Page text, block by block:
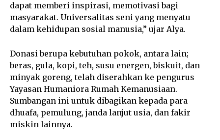
dapat memberi inspirasi, memotivasi bagi
masyarakat. Universalitas seni yang menyatu
dalam kehidupan sosial manusia,” ujar Alya.
Donasi berupa kebutuhan pokok, antara lain;
beras, gula, kopi, teh, susu energen, biskuit, dan
minyak goreng, telah diserahkan ke pengurus
Yayasan Humaniora Rumah Kemanusiaan.
Sumbangan ini untuk dibagikan kepada para
dhuafa, pemulung, janda lanjut usia, dan fakir
miskin lainnya.